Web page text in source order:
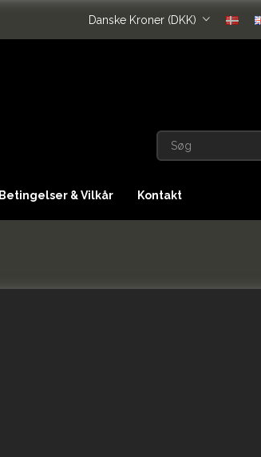
Danske Kroner (DKK)
Betingelser & Vilkår Kontakt